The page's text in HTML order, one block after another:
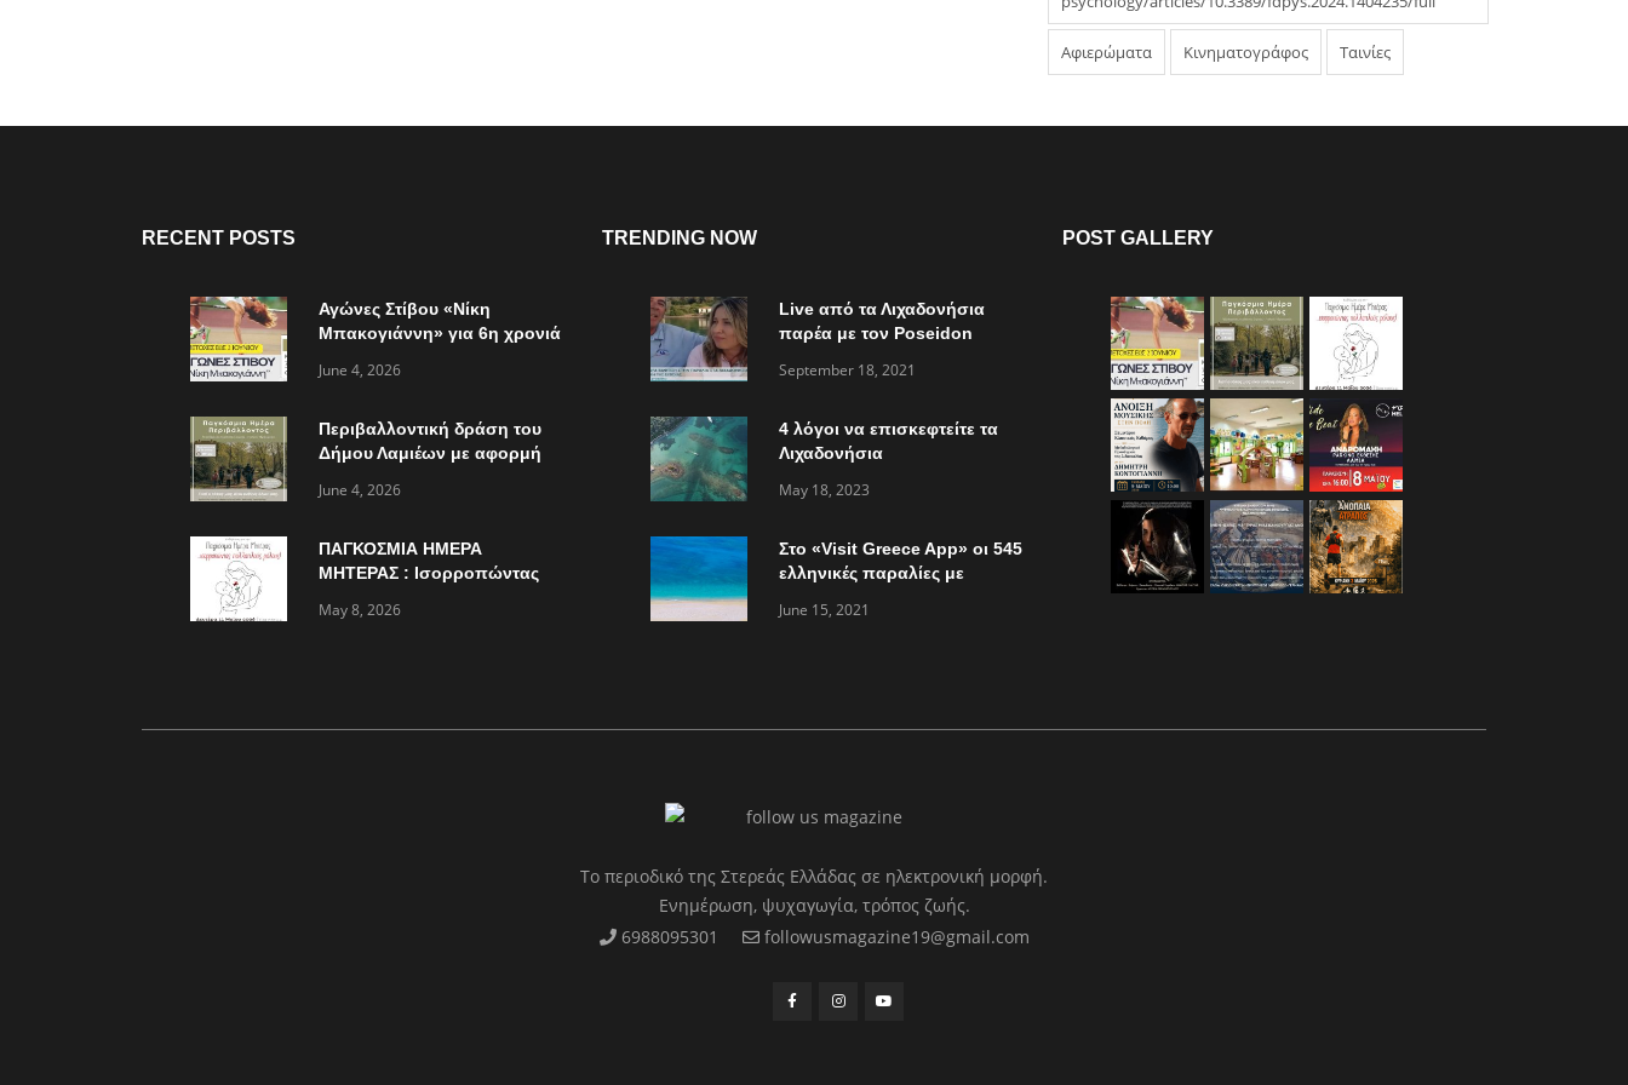
Αφιερώματα Κινηματογράφος Ταινίες
RECENT POSTS
Αγώνες Στίβου «Νίκη
Μπακογιάννη» για 6η χρονιά
June 4, 2026
Περιβαλλοντική δράση του
Δήμου Λαμιέων με αφορμή
περιβάλλοντος
June 4, 2026
ΠΑΓΚΟΣΜΙΑ ΗΜΕΡΑ
ΜΗΤΕΡΑΣ : Ισορροπώντας
May 8, 2026
TRENDING NOW
Live από τα Λιχαδονήσια
παρέα με τον Poseidon
συμβαίνει”
September 18, 2021
4 λόγοι να επισκεφτείτε τα
Λιχαδονήσια
May 18, 2023
Στο «Visit Greece App» οι 545
ελληνικές παραλίες με
June 15, 2021
POST GALLERY
Το περιοδικό της Στερεάς Ελλάδας σε ηλεκτρονική μορφή.
Ενημέρωση, ψυχαγωγία, τρόπος ζωής.
6988095301
followusmagazine19@gmail.com